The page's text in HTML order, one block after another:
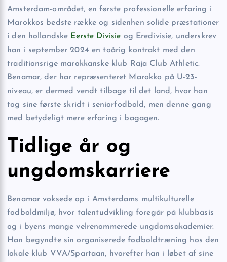
Amsterdam-området, en første professionelle erfaring i
Marokkos bedste række og sidenhen solide præstationer
i den hollandske Eerste Divisie og Eredivisie, underskrev
han i september 2024 en toårig kontrakt med den
traditionsrige marokkanske klub Raja Club Athletic.
Benamar, der har repræsenteret Marokko på U-23-
niveau, er dermed vendt tilbage til det land, hvor han
tog sine første skridt i seniorfodbold, men denne gang
med betydeligt mere erfaring i bagagen.
Tidlige år og
ungdomskarriere
Benamar voksede op i Amsterdams multikulturelle
fodboldmiljø, hvor talentudvikling foregår på klubbasis
og i byens mange velrenommerede ungdomsakademier.
Han begyndte sin organiserede fodboldtræning hos den
lokale klub VVA/Spartaan, hvorefter han i løbet af sine